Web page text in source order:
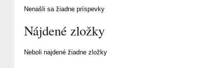
Nenašli sa žiadne príspevky
Nájdené zložky
Neboli najdené žiadne zložky